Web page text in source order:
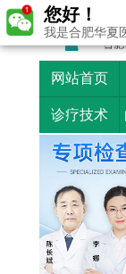
网站首页
诊疗技术
您好！
我是合肥华夏